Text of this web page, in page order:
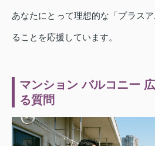
あなたにとって理想的な「プラス
ることを応援しています。
マンション バルコニー
る質問